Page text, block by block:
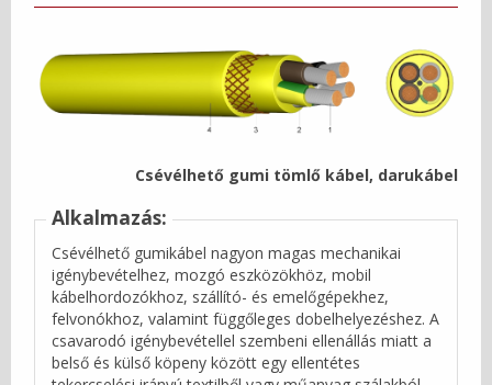
Csévélhető gumi tömlő kábel, darukábel
Alkalmazás:
Csévélhető gumikábel nagyon magas mechanikai
igénybevételhez, mozgó eszközökhöz, mobil
kábelhordozókhoz, szállító- és emelőgépekhez,
felvonókhoz, valamint függőleges dobelhelyezéshez. A
csavarodó igénybevétellel szembeni ellenállás miatt a
belső és külső köpeny között egy ellentétes